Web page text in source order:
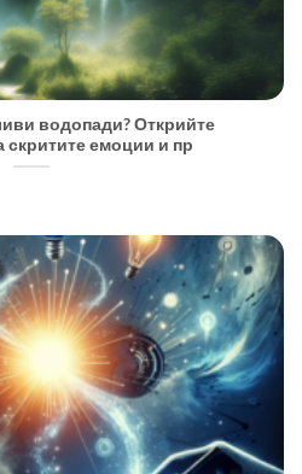
водопади? Открийте
скритите емоции и пр